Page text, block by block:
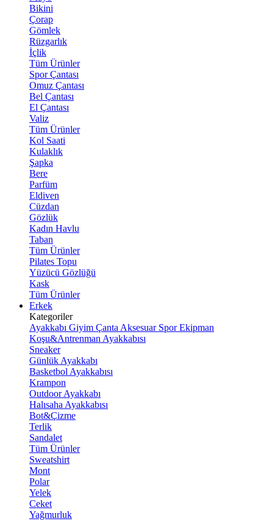
Bikini
Çorap
Gömlek
Rüzgarlık
İçlik
Tüm Ürünler
Spor Çantası
Omuz Çantası
Bel Çantası
El Çantası
Valiz
Tüm Ürünler
Kol Saati
Kulaklık
Şapka
Bere
Parfüm
Eldiven
Cüzdan
Gözlük
Kadın Havlu
Taban
Tüm Ürünler
Pilates Topu
Yüzücü Gözlüğü
Kask
Tüm Ürünler
Erkek
Kategoriler
Ayakkabı Giyim Çanta Aksesuar Spor Ekipman
Koşu&Antrenman Ayakkabısı
Sneaker
Günlük Ayakkabı
Basketbol Ayakkabısı
Krampon
Outdoor Ayakkabı
Halısaha Ayakkabısı
Bot&Çizme
Terlik
Sandalet
Tüm Ürünler
Sweatshirt
Mont
Polar
Yelek
Ceket
Yağmurluk